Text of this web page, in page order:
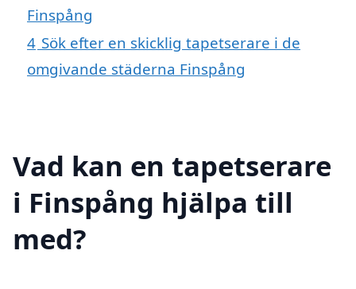
Finspång
4 Sök efter en skicklig tapetserare i de
omgivande städerna Finspång
Vad kan en tapetserare
i Finspång hjälpa till
med?